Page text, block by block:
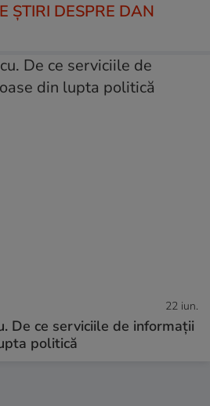
ŞTIRI DESPRE DAN
22 iun.
De ce serviciile de informații
politică